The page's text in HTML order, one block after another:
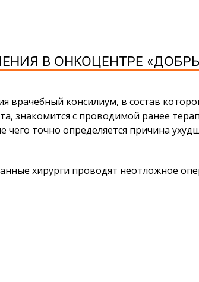
В ОНКОЦЕНТРЕ
консилиум, в состав
знакомится с проводимой ранее
точно определяется причина
хирурги проводят неотложное